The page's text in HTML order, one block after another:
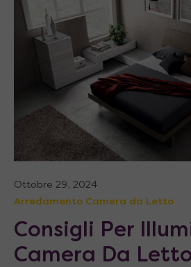
Ottobre 29, 2024
Arredamento Camera da Letto
Consigli Per
Camera Da